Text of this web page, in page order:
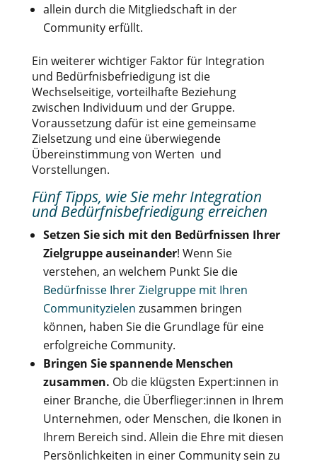
allein durch die Mitgliedschaft in der
Community erfüllt.
Ein weiterer wichtiger Faktor für Integration
und Bedürfnisbefriedigung ist die
Wechselseitige, vorteilhafte Beziehung
zwischen Individuum und der Gruppe.
Voraussetzung dafür ist eine gemeinsame
Zielsetzung und eine überwiegende
Übereinstimmung von Werten und
Vorstellungen.
Fünf Tipps, wie Sie mehr Integration
und Bedürfnisbefriedigung erreichen
Setzen Sie sich mit den Bedürfnissen Ihrer
Zielgruppe auseinander! Wenn Sie
verstehen, an welchem Punkt Sie die
Bedürfnisse Ihrer Zielgruppe mit Ihren
Communityzielen zusammen bringen
können, haben Sie die Grundlage für eine
erfolgreiche Community.
Bringen Sie spannende Menschen
zusammen. Ob die klügsten Expert:innen in
einer Branche, die Überflieger:innen in Ihrem
Unternehmen, oder Menschen, die Ikonen in
Ihrem Bereich sind. Allein die Ehre mit diesen
Persönlichkeiten in einer Community sein zu